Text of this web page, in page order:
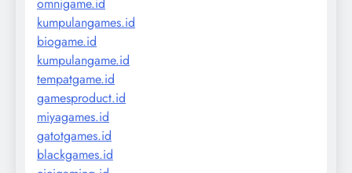
omnigame.id
kumpulangames.id
biogame.id
kumpulangame.id
tempatgame.id
gamesproduct.id
miyagames.id
gatotgames.id
blackgames.id